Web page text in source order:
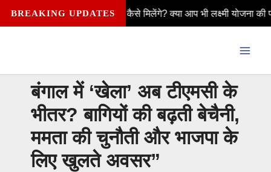
Skip
to
BREAKING UPDATES
महीने ₹2,500 कैसे मिलेंगे? क्या आप भी लक्ष्मी योजना की पात्र
बंगाल में ‘खेला’ अब टीएमसी के
भीतर? बागियों की बढ़ती बेचैनी,
ममता की चुनौती और भाजपा के
लिए खुलते अवसर”